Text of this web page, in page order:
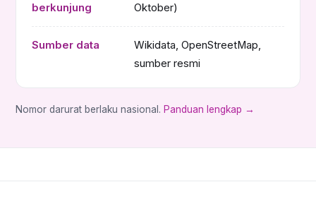
berkunjung
Oktober)
Sumber data
Wikidata, OpenStreetMap,
sumber resmi
Nomor darurat berlaku nasional. Panduan lengkap →